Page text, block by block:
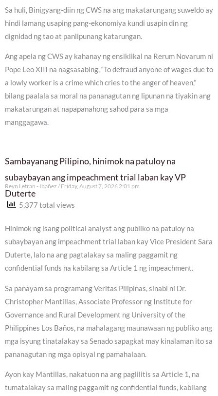
Sa huli, Binigyang-diin ng CWS na ang makatarungang suweldo ay
hindi lamang usaping pang-ekonomiya kundi usapin din ng
dignidad ng tao at panlipunang katarungan.
Ang apela ng CWS ay kahanay ng ensiklikal na Rerum Novarum ni
Pope Leo XIII na nagsasabing, “To defraud anyone of wages due to
a lowly worker is a crime which cries to the anger of heaven,”
bilang paalala sa moral na pananagutan ng lipunan na tiyakin ang
makatarungan at napapanahong sahod para sa mga
manggagawa.
Sambayanang Pilipino, hinimok na patuloy na
subaybayan ang impeachment trial laban kay VP
Duterte
Reyn Letran - Ibañez Friday, August 7, 2026 2:01 pm
5,377 total views
Hinimok ng isang political analyst ang publiko na patuloy na
subaybayan ang impeachment trial laban kay Vice President Sara
Duterte, lalo na ang pagtalakay sa maling paggamit ng
confidential funds na kabilang sa Article 1 ng impeachment.
Sa panayam sa programang Veritas Pilipinas, sinabi ni Dr.
Christopher Mantillas, Associate Professor ng Institute for
Governance and Rural Development ng University of the
Philippines Los Baños, na mahalagang maunawaan ng publiko ang
mga isyung tinatalakay sa Senado sapagkat may kinalaman ito sa
pananagutan ng mga opisyal ng pamahalaan.
Ayon kay Mantillas, nakatuon na ang paglilitis sa Article 1, na
tumatalakay sa maling paggamit ng confidential funds, kabilang